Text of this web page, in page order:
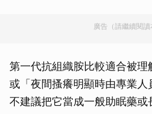
廣告（請繼續閱讀
第一代抗組織胺比較適合被理
或「夜間搔癢明顯時由專業人
不建議把它當成一般助眠藥或